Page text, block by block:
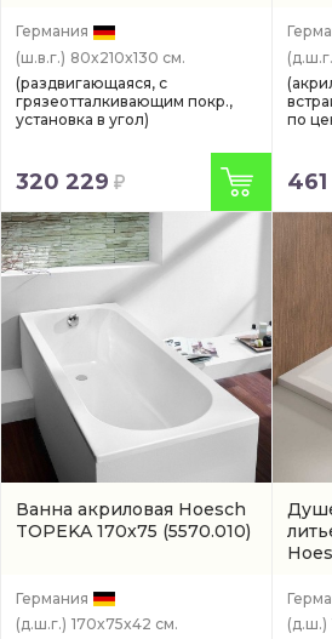
Германия
(ш.в.г.) 80x210x130 см.
(раздвигающаяся, с
грязеотталкивающим покр.,
установка в угол)
320 229
по
Ванна акриловая Hoesch
TOPEKA 170x75 (5570.010)
Германия
(д.ш.г.) 170x75x42 см.
(д.ш.)